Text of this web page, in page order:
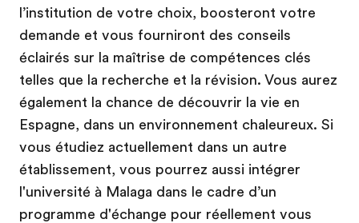
l’institution de votre choix, boosteront votre
demande et vous fourniront des conseils
éclairés sur la maîtrise de compétences clés
telles que la recherche et la révision. Vous aurez
également la chance de découvrir la vie en
Espagne, dans un environnement chaleureux. Si
vous étudiez actuellement dans un autre
établissement, vous pourrez aussi intégrer
l'université à Malaga dans le cadre d’un
programme d'échange pour réellement vous